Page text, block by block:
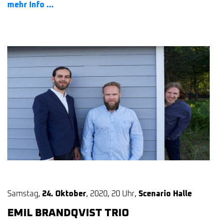
mehr Info ...
Samstag, 24. Oktober, 2020, 20 Uhr, Scenario Halle
EMIL BRANDQVIST TRIO